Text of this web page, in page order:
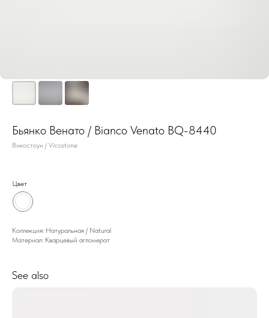
Бьянко Венато / Bianco Venato BQ-8440
Викостоун / Vicostone
Цвет
Коллекция: Натуральная / Natural
Материал: Кварцевый агломерат
See also